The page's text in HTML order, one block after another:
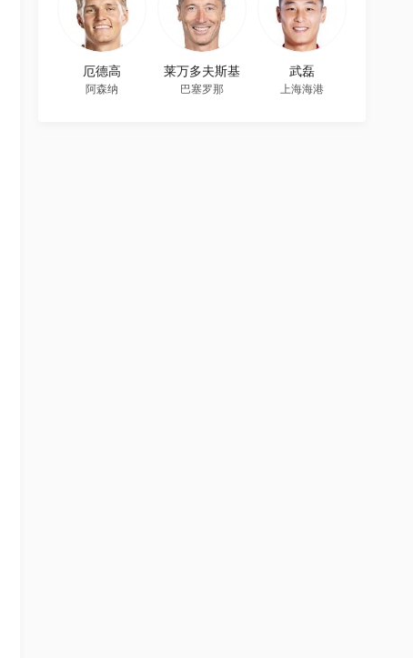
厄德高
阿森纳
莱万多夫斯基
巴塞罗那
武磊
上海海港